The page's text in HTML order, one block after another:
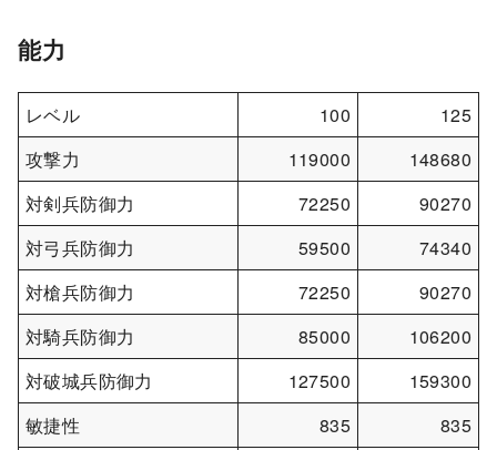
能力
レベル 100
125
攻撃力
119000
148680
対剣兵防御力
72250
90270
対弓兵防御力
59500
74340
対槍兵防御力
72250
90270
対騎兵防御力
85000
106200
対破城兵防御力
127500
159300
敏捷性
835
835